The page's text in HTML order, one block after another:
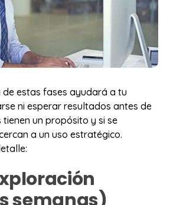
de estas fases ayudará a tu
ni esperar resultados antes de
tienen un propósito y si se
a un uso estratégico.